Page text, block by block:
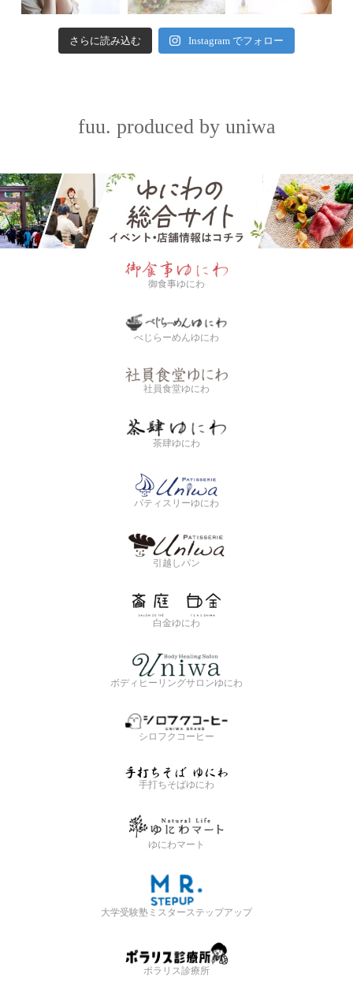
さらに読み込む Instagram でフォロー
fuu. produced by uniwa
御食事ゆにわ
べじらーめんゆにわ
社員食堂ゆにわ
茶肆ゆにわ
パティスリーゆにわ
引越しパン
白金ゆにわ
ボディヒーリングサロンゆにわ
シロフクコーヒー
手打ちそばゆにわ
ゆにわマート
大学受験塾ミスターステップアップ
ポラリス診療所